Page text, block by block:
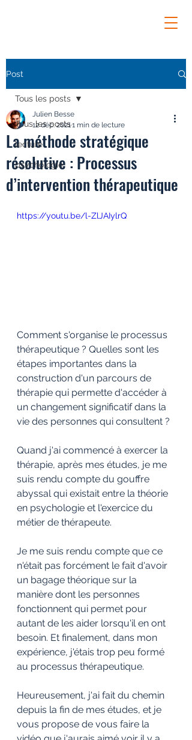
Post
Tous les posts
lecture
psychologie
Tous les posts
La méthode stratégique
résolutive : Processus
d’intervention thérapeutique
Julien Besse
12 déc. 20211 min de lecture
https://youtu.be/l-ZlJAIylrQ
Comment s'organise le processus
thérapeutique ? Quelles sont les
étapes importantes dans la
construction d'un parcours de
thérapie qui permette d'accéder à
un changement significatif dans la
vie des personnes qui consultent ?
Quand j'ai commencé à exercer la
thérapie, après mes études, je me
suis rendu compte du gouffre
abyssal qui existait entre la théorie
en psychologie et l'exercice du
métier de thérapeute.
Je me suis rendu compte que ce
n'était pas forcément le fait d'avoir
un bagage théorique sur la
manière dont les personnes
fonctionnent qui permet pour
autant de les aider lorsqu'il en ont
besoin. Et finalement, dans mon
expérience, j'étais trop peu formé
au processus thérapeutique.
Heureusement, j'ai fait du chemin
depuis la fin de mes études, et je
vous propose de vous faire la